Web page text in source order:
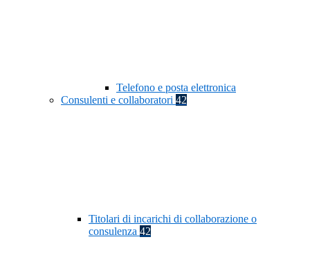
Telefono e posta elettronica
Consulenti e collaboratori 42
Titolari di incarichi di collaborazione o
consulenza 42